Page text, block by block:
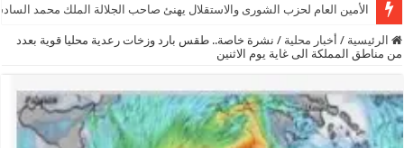
الأمين العام لحزب الشورى والاستقلال يهنئ صاحب الجلالة الملك محمد
الرئيسية / أخبار محلية / نشرة خاصة.. طقس بارد وزخات رعدية محليا قوية بعدد
من مناطق المملكة الى غاية يوم الاثنين